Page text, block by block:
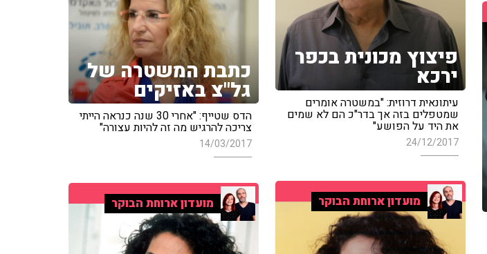
פיצוץ מכונית בכפר
ירכא
עיתונאית דרוזית: "במשטרה אומרים
שמטפלים בזה אך בדר"כ הם לא שמים
את היד על הפושע"
24/12/2017
כתבת המשטרה של
גל"צ באזיקים
הדס שטייף: "אחרי 30 שנה כנראה הייתי
צריכה להרגיש מה זה להיות עצורה"
14/03/2017
מועדון ארוחת הבוקר מועדון ארוחת הבוקר